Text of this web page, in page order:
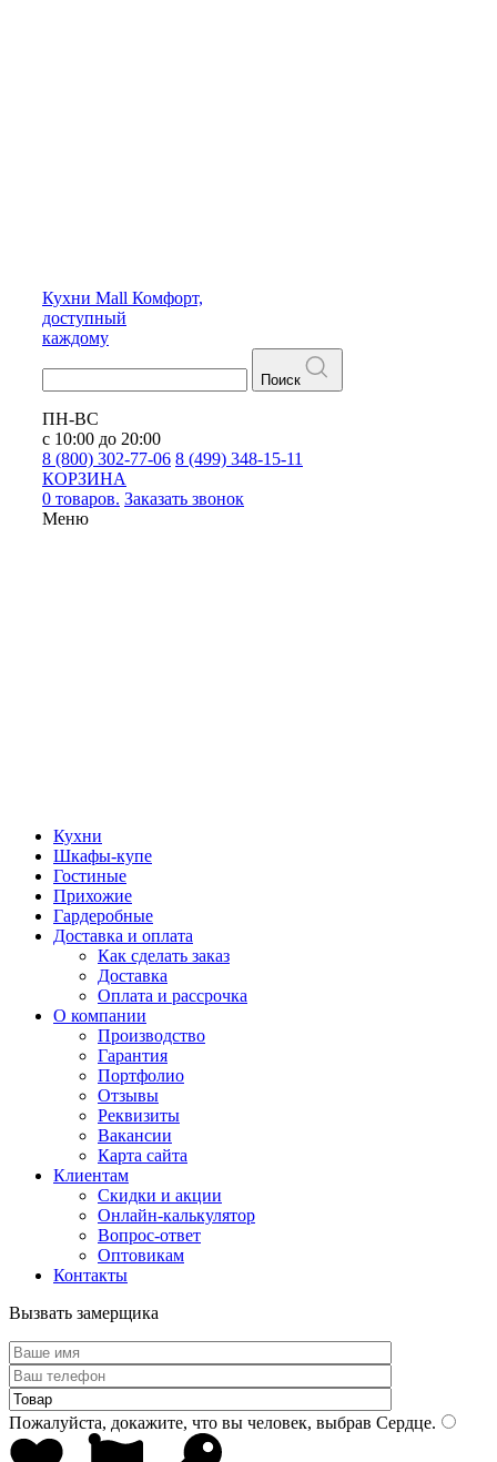
Кухни Mall Комфорт,
доступный
каждому
Поиск
ПН-ВС
с 10:00 до 20:00
8 (800) 302-77-06 8 (499) 348-15-11
КОРЗИНА
0 товаров. Заказать звонок
Меню
Кухни
Шкафы-купе
Гостиные
Прихожие
Гардеробные
Доставка и оплата
Как сделать заказ
Доставка
Оплата и рассрочка
О компании
Производство
Гарантия
Портфолио
Отзывы
Реквизиты
Вакансии
Карта сайта
Клиентам
Скидки и акции
Онлайн-калькулятор
Вопрос-ответ
Оптовикам
Контакты
Вызвать замерщика
Пожалуйста, докажите, что вы человек, выбрав Сердце.